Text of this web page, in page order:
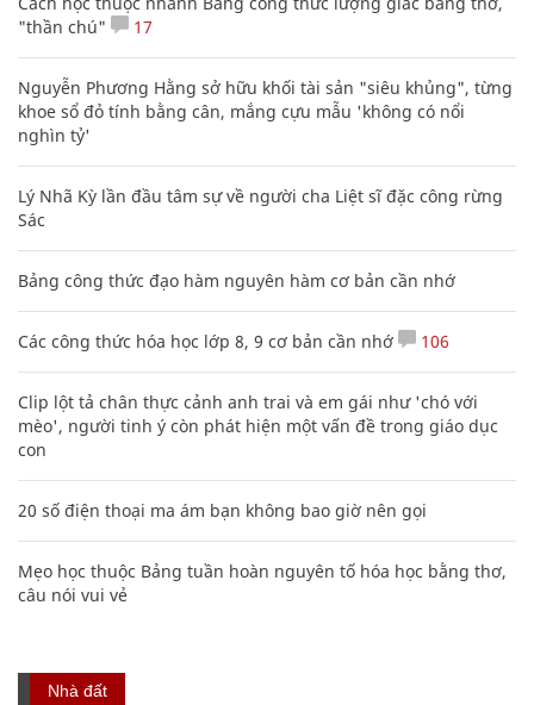
"thần chú"
17
Nguyễn Phương Hằng sở hữu khối tài sản "siêu khủng", từng
khoe sổ đỏ tính bằng cân, mắng cựu mẫu 'không có nổi
nghìn tỷ'
Lý Nhã Kỳ lần đầu tâm sự về người cha Liệt sĩ đặc công rừng
Sác
Bảng công thức đạo hàm nguyên hàm cơ bản cần nhớ
Các công thức hóa học lớp 8, 9 cơ bản cần nhớ 106
Clip lột tả chân thực cảnh anh trai và em gái như 'chó với
mèo', người tinh ý còn phát hiện một vấn đề trong giáo dục
con
20 số điện thoại ma ám bạn không bao giờ nên gọi
Mẹo học thuộc Bảng tuần hoàn nguyên tố hóa học bằng thơ,
câu nói vui vẻ
Nhà đất